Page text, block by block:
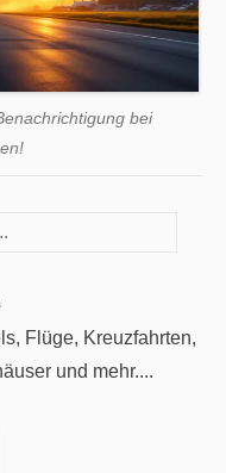
bei
Flüge, Kreuzfahrten,
und mehr....